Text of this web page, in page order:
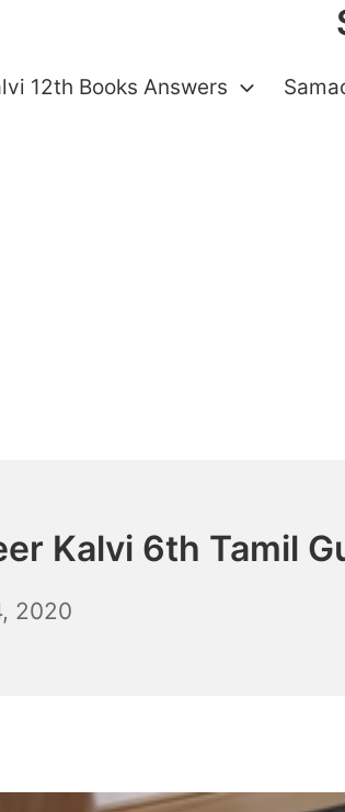
12th Books Answers
Kalvi 6th Tamil
2020